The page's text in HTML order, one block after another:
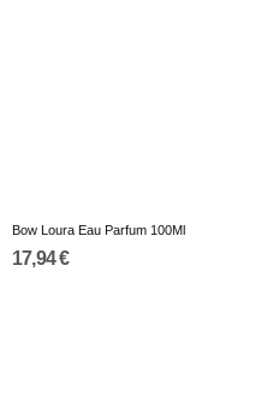
Bow Loura Eau Parfum 100Ml
17,94 €